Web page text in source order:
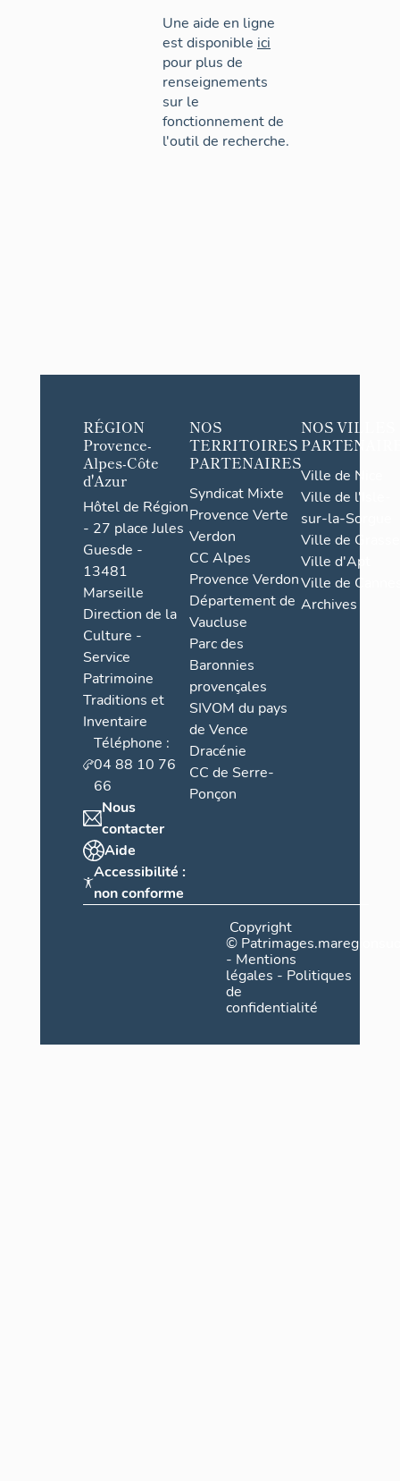
Une aide en ligne
est disponible ici
pour plus de
renseignements
sur le
fonctionnement de
l'outil de recherche.
RÉGION
Provence-
Alpes-Côte
d'Azur
Hôtel de Région
- 27 place Jules
Guesde -
13481
Marseille
Direction de la
Culture -
Service
Patrimoine
Traditions et
Inventaire
Téléphone :
04 88 10 76
66
Nous
contacter
Aide
Accessibilité :
non conforme
NOS
TERRITOIRES
PARTENAIRES
Syndicat Mixte
Provence Verte
Verdon
CC Alpes
Provence Verdon
Département de
Vaucluse
Parc des
Baronnies
provençales
SIVOM du pays
de Vence
Dracénie
CC de Serre-
Ponçon
NOS VILLES
Ville de Nice
Ville de l'Isle-
sur-la-Sorgue
Ville de Grasse
Ville d'Apt
Ville de
Archives
Copyright
©
- Mentions
légales - Politiques
de
confidentialité